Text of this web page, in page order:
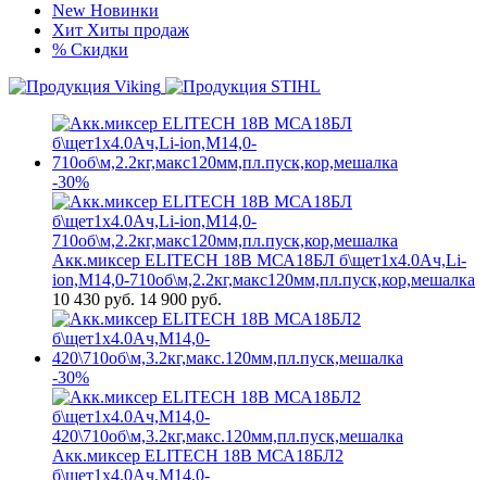
New Новинки
Хит Хиты продаж
% Скидки
-30%
Акк.миксер ELITECH 18В МСА18БЛ б\щет1х4.0Ач,Li-
ion,М14,0-710об\м,2.2кг,макс120мм,пл.пуск,кор,мешалка
10 430 руб. 14 900 руб.
-30%
Акк.миксер ELITECH 18В МСА18БЛ2
б\щет1х4.0Ач,М14,0-